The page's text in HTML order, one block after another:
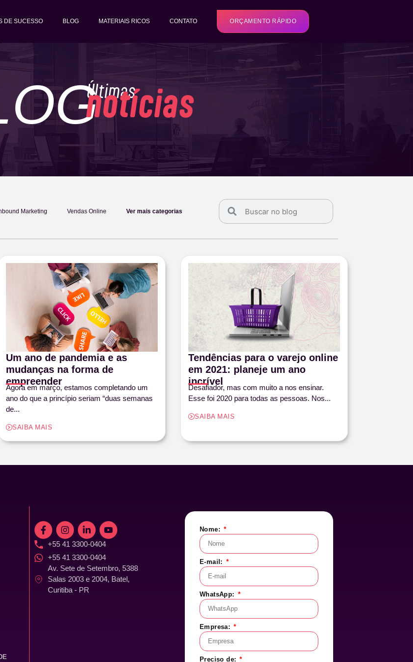
DE SUCESSO BLOG MATERIAIS RICOS CONTATO ORÇAMENTO RÁPIDO
Últimas
notícias
Marketing Vendas Online Ver mais categorias
Um ano de pandemia e as
mudanças na forma de
empreender
Agora em março, estamos completando um
ano do que a princípio seriam “duas semanas
de...
SAIBA MAIS
Tendências para o varejo online
em 2021: planeje um ano
incrível
Desafiador, mas com muito a nos ensinar.
Esse foi 2020 para todas as pessoas. Nos...
SAIBA MAIS
+55 41 3300-0404
+55 41 3300-0404
Av. Sete de Setembro, 5388
Salas 2003 e 2004, Batel,
Curitiba - PR
Nome:
E-mail:
WhatsApp:
Empresa:
Preciso de: